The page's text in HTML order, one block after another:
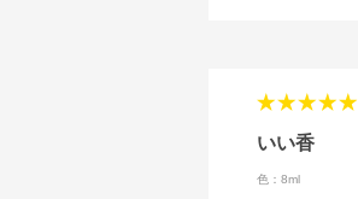
いい香
色：8ml